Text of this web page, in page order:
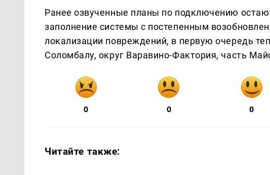
Ранее озвученные планы по подключению
заполнение системы с постепенным
локализации повреждений, в первую очередь
Соломбалу, округ Варавино‑Фактория, часть
0 0 0
Читайте также: